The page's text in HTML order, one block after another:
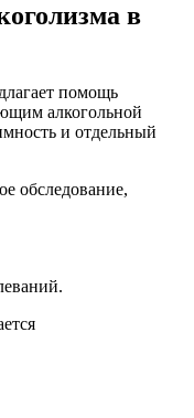
в
помощь
алкогольной
и отдельный
обследование,